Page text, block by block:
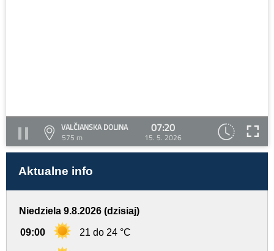
VALČIANSKA DOLINA
575 m
07:20
15. 5. 2026
Aktualne info
Niedziela 9.8.2026 (dzisiaj)
09:00 21 do 24 °C